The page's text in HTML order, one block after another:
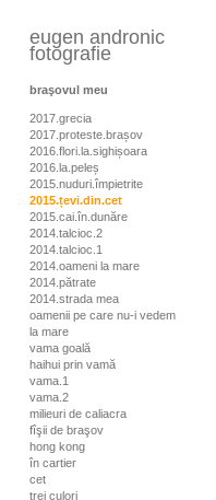
eugen andronic
fotografie
braşovul meu
2017.grecia
2017.proteste.brașov
2016.flori.la.sighișoara
2016.la.peleș
2015.nuduri.împietrite
2015.țevi.din.cet
2015.cai.în.dunăre
2014.talcioc.2
2014.talcioc.1
2014.oameni la mare
2014.pătrate
2014.strada mea
oamenii pe care nu-i vedem
la mare
vama goală
haihui prin vamă
vama.1
vama.2
milieuri de caliacra
fîşii de braşov
hong kong
în cartier
cet
trei culori